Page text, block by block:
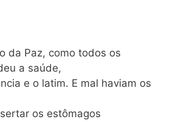
da Paz, como todos os
a saúde,
e o latim. E mal haviam os
os estômagos